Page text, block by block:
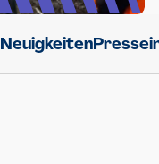
Neuigkeiten